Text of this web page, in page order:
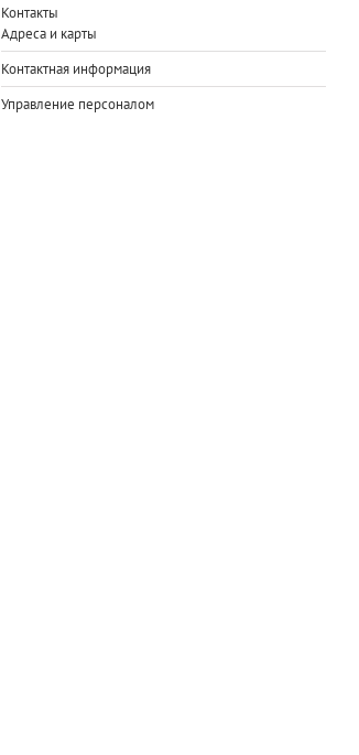
Контакты
Адреса и карты
Контактная информация
Управление персоналом